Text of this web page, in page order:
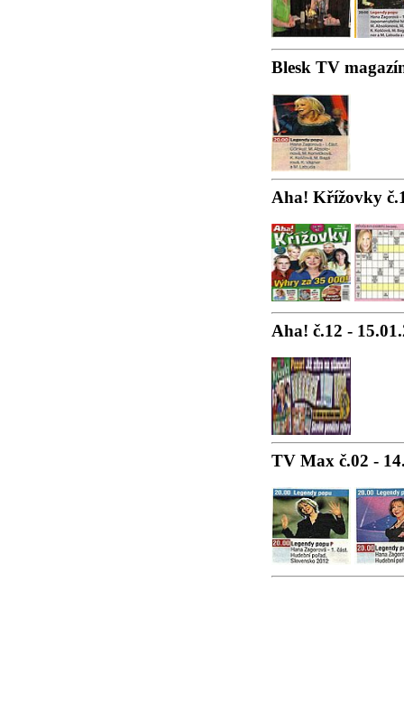
Blesk TV
Aha! Křížovky
Aha! č.12 -
TV Max č.02 -